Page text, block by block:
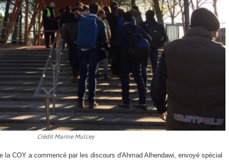
Crédit Marine Mulcey
la COY a commencé par les discours d'Ahmad Alhendawi, envoyé spécial